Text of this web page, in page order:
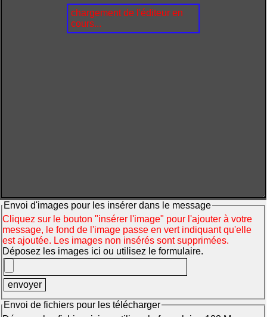
chargement de l'éditeur en
cours...
Envoi d'images pour les insérer dans le message
Cliquez sur le bouton "insérer l'image" pour l'ajouter à votre
message, le fond de l'image passe en vert indiquant qu'elle
est ajoutée. Les images non insérés sont supprimées.
Déposez les images ici ou utilisez le formulaire.
Envoi de fichiers pour les télécharger